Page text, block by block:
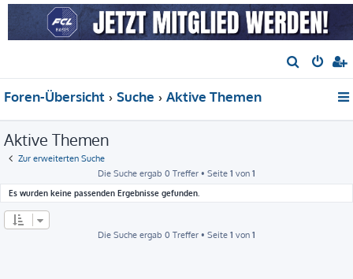
u
h
Foren-Übersicht Suche Aktive Themen
Aktive Themen
Zur erweiterten Suche
Die Suche ergab 0 Treffer • Seite 1 von 1
Es wurden keine passenden Ergebnisse gefunden.
Die Suche ergab 0 Treffer • Seite 1 von 1